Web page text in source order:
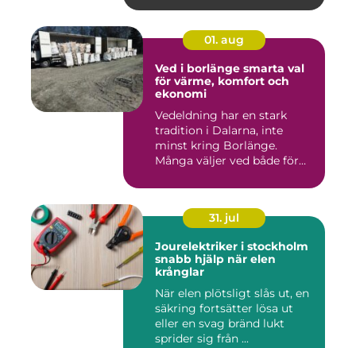
01. aug
Ved i borlänge smarta val
för värme, komfort och
ekonomi
Vedeldning har en stark
tradition i Dalarna, inte
minst kring Borlänge.
Många väljer ved både för
31. jul
Jourelektriker i stockholm
snabb hjälp när elen
krånglar
När elen plötsligt slås ut, en
säkring fortsätter lösa ut
eller en svag bränd lukt
sprider sig från ...